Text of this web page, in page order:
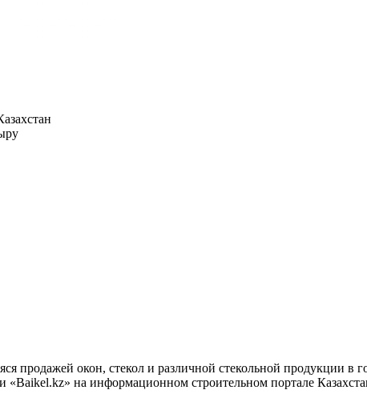
продажей окон, стекол и различной стекольной продукции
на информационном строительном портале